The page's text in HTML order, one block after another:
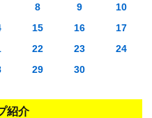
8 9
10
15 16
17
22 23
24
29 30
紹介